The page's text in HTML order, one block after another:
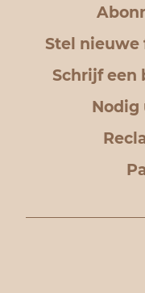
Stel
Schrijf een
Nodig